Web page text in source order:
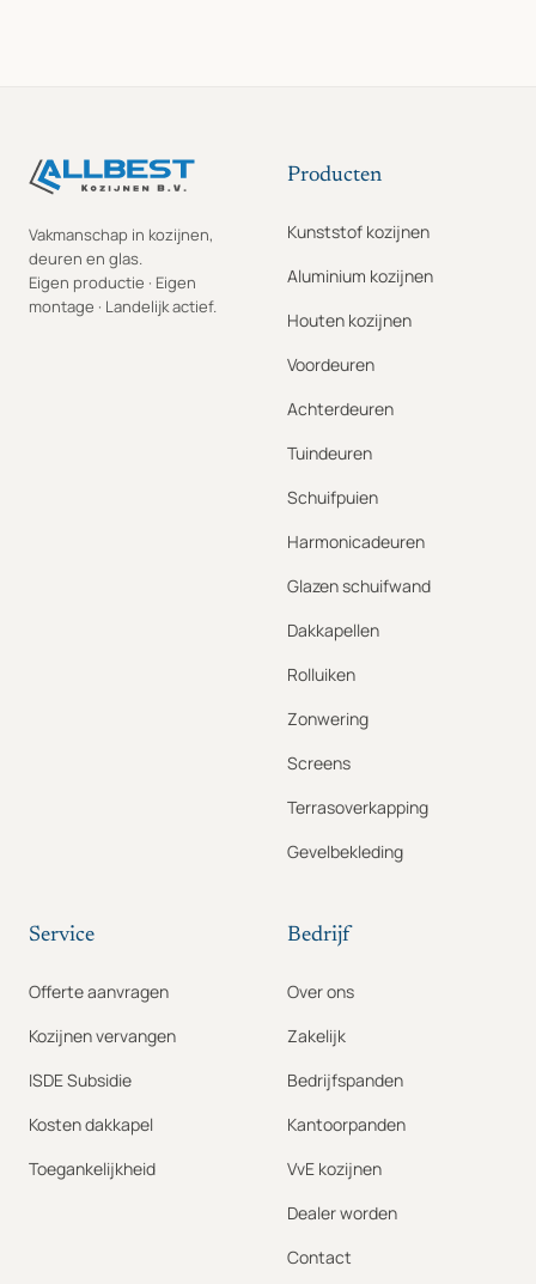
Vakmanschap in kozijnen,
deuren en glas.
Eigen productie · Eigen
montage · Landelijk actief.
Producten
Kunststof kozijnen
Aluminium kozijnen
Houten kozijnen
Voordeuren
Achterdeuren
Tuindeuren
Schuifpuien
Harmonicadeuren
Glazen schuifwand
Dakkapellen
Rolluiken
Zonwering
Screens
Terrasoverkapping
Gevelbekleding
Service
Offerte aanvragen
Kozijnen vervangen
ISDE Subsidie
Kosten dakkapel
Toegankelijkheid
Bedrijf
Over ons
Zakelijk
Bedrijfspanden
Kantoorpanden
VvE kozijnen
Dealer worden
Contact